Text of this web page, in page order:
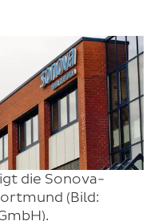
die Sonova-
(Bild: